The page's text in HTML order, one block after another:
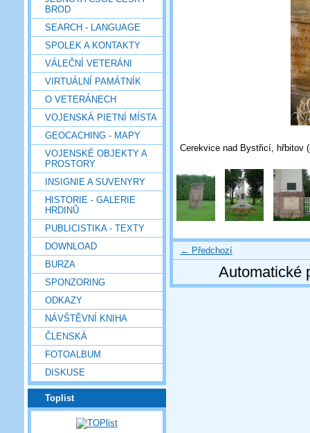
BROD
SEARCH - LANGUAGE
SPOLEK A KONTAKTY
VÁLEČNÍ VETERÁNI
VIRTUÁLNÍ PAMÁTNÍK
O VETERÁNECH
VOJENSKÁ PIETNÍ MÍSTA
GEOCACHING - MAPY
VOJENSKÉ OBJEKTY A
PROSTORY
INSIGNIE A SUVENYRY
HISTORIE - GALERIE
HRDINŮ
PUBLICISTIKA - TEXTY
DOWNLOAD
BURZA
SPONZORING
ODKAZY
NÁVŠTĚVNÍ KNIHA
ČLENSKÁ
FOTOALBUM
DISKUSE
Toplist
Cerekvice nad Bystřicí, hřbitov
← Předchozí
Automatické